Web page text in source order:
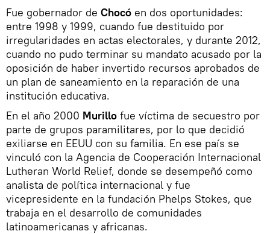
Fue gobernador de Chocó en dos oportunidades:
entre 1998 y 1999, cuando fue destituido por
irregularidades en actas electorales, y durante 2012,
cuando no pudo terminar su mandato acusado por la
oposición de haber invertido recursos aprobados de
un plan de saneamiento en la reparación de una
institución educativa.
En el año 2000 Murillo fue víctima de secuestro por
parte de grupos paramilitares, por lo que decidió
exiliarse en EEUU con su familia. En ese país se
vinculó con la Agencia de Cooperación Internacional
Lutheran World Relief, donde se desempeñó como
analista de política internacional y fue
vicepresidente en la fundación Phelps Stokes, que
trabaja en el desarrollo de comunidades
latinoamericanas y africanas.